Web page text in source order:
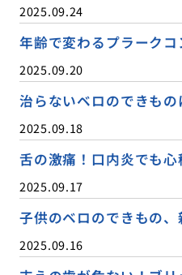
2025.09.24
年齢で変わるプラーク
2025.09.20
治らないベロのできもの
2025.09.18
舌の激痛！口内炎でも
2025.09.17
子供のベロのできもの、
2025.09.16